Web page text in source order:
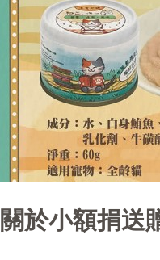
關於小額捐送